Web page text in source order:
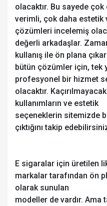
olacaktır. Bu sayede çok
verimli, çok daha estetik
çözümleri incelemiş
değerli arkadaşlar.
kullanış ile ön plana
bütün çözümler için, tek
profesyonel bir hizmet
olacaktır.
kullanımların ve estetik
seçeneklerin sitemizde
çıktığını takip
E sigaralar için üretilen
markalar tarafından ön
olarak sunulan
modeller de vardır. Ama